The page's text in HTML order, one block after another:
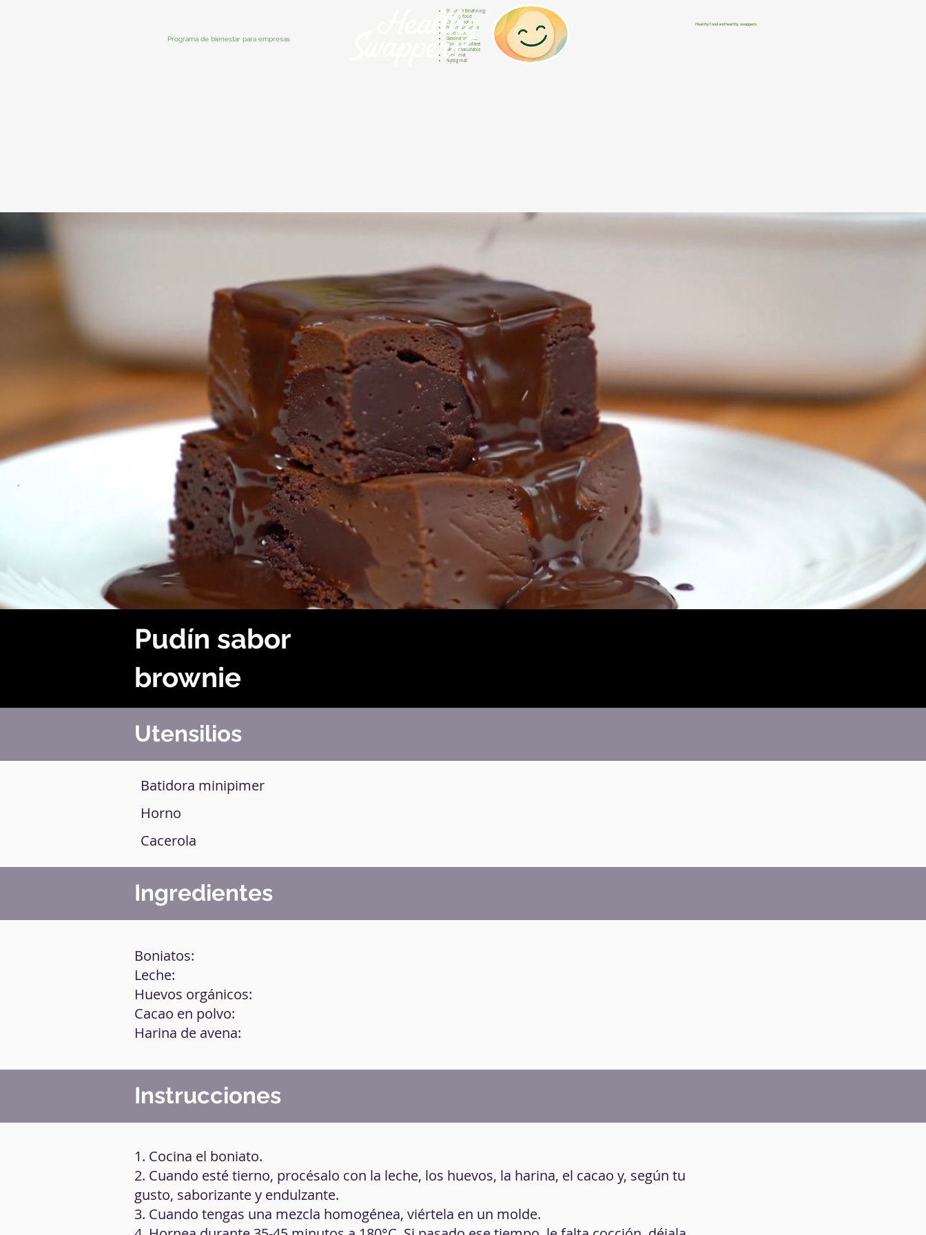
Programa de bienestar para empresas
Gesunde Ernährung
Healthy food
Comida sana
Nourriture saine
Cibo sano
Gezond voedsel
Comida saudável
Menjar saludable
Sunn mat
Nyttig mat
Healthy food and healthy swappers
Pudín sabor
brownie
Utensilios
Batidora minipimer
Horno
Cacerola
Ingredientes
Boniatos:
Leche:
Huevos orgánicos:
Cacao en polvo:
Harina de avena:
Instrucciones
1. Cocina el boniato.
2. Cuando esté tierno, procésalo con la leche, los huevos, la harina, el cacao y, según tu
gusto, saborizante y endulzante.
3. Cuando tengas una mezcla homogénea, viértela en un molde.